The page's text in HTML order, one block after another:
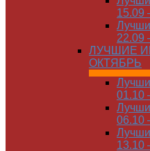
15.09
22.09
ЛУЧШИЕ
ОКТЯБРЬ
01.10
06.10
13.10